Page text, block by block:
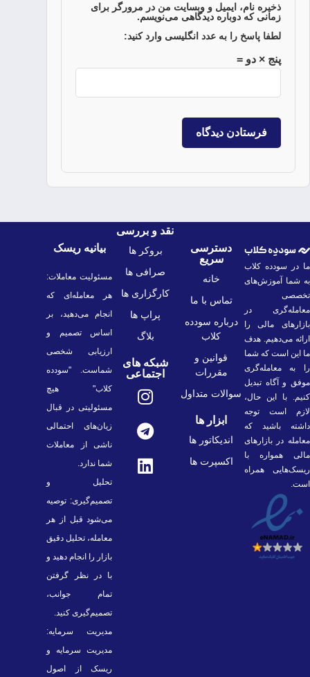
ذخیره نام، ایمیل و وبسایت من در مرورگر برای
زمانی که دوباره دیدگاهی می‌نویسم.
لطفا پاسخ را به عدد انگلیسی وارد کنید:
پنج × دو =
ما در سودده کلاب
به شما آموزش‌های
تخصصی
معامله‌گری در
بازارهای مالی را
ارائه می‌دهیم. هدف
ما این است که شما
را به معامله‌گری
موفق و آگاه تبدیل
کنیم. با این حال،
لازم است توجه
داشته باشید که
معامله در بازارهای
مالی همواره با
ریسک‌هایی همراه
است.
دسترسی
سریع
خانه
تماس با ما
درباره سودده
کلاب
قوانین و
مقررات
سوالات متداول
ابزار ها
اندیکاتور ها
اکسپرت ها
نقد و بررسی
بروکر ها
صرافی ها
کارگزاری ها
پراپ ها
بلاگ
شبکه های
اجتماعی
بیانیه ریسک
مسئولیت معاملات:
هر معامله‌ای که
انجام می‌دهید، بر
اساس تصمیم و
ارزیابی شخصی
شماست. "سودده
کلاب" هیچ
مسئولیتی در قبال
زیان‌های احتمالی
ناشی از معاملات
شما ندارد.
تحلیل و
تصمیم‌گیری: توصیه
می‌شود قبل از هر
معامله، تحلیل دقیق
بازار را انجام دهید و
با در نظر گرفتن
تمام جوانب،
تصمیم‌گیری کنید.
مدیریت سرمایه:
مدیریت سرمایه و
ریسک از اصول